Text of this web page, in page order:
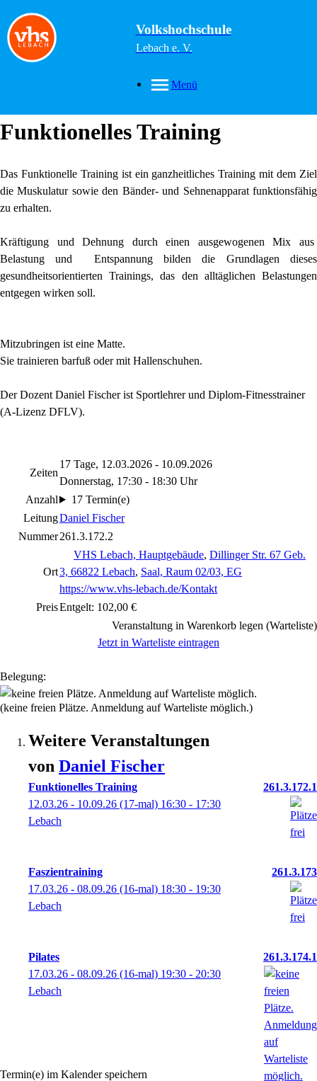
Volkshochschule
Lebach e. V.
Menü
Funktionelles Training
Das Funktionelle Training ist ein ganzheitliches Training mit dem Ziel
die Muskulatur sowie den Bänder- und Sehnenapparat funktionsfähig
zu erhalten.
Kräftigung und Dehnung durch einen ausgewogenen Mix aus
Belastung und Entspannung bilden die Grundlagen dieses
gesundheitsorientierten Trainings, das den alltäglichen Belastungen
entgegen wirken soll.
Mitzubringen ist eine Matte.
Sie trainieren barfuß oder mit Hallenschuhen.
Der Dozent Daniel Fischer ist Sportlehrer und Diplom-Fitnesstrainer
(A-Lizenz DFLV).
Zeiten
17 Tage, 12.03.2026 - 10.09.2026
Donnerstag, 17:30 - 18:30 Uhr
Anzahl
17 Termin(e)
LeitungDaniel Fischer
Nummer261.3.172.2
Ort
VHS Lebach, Hauptgebäude, Dillinger Str. 67 Geb.
3, 66822 Lebach, Saal, Raum 02/03, EG
https://www.vhs-lebach.de/Kontakt
PreisEntgelt: 102,00 €
Veranstaltung in Warenkorb legen (Warteliste)
Jetzt in Warteliste eintragen
Belegung:
(keine freien Plätze. Anmeldung auf Warteliste möglich.)
Weitere Veranstaltungen
von Daniel Fischer
Funktionelles Training
261.3.172.1
12.03.26 - 10.09.26 (17-mal) 16:30 - 17:30
Lebach
Faszientraining
261.3.173
17.03.26 - 08.09.26 (16-mal) 18:30 - 19:30
Lebach
Pilates
261.3.174.1
17.03.26 - 08.09.26 (16-mal) 19:30 - 20:30
Lebach
Termin(e) im Kalender speichern